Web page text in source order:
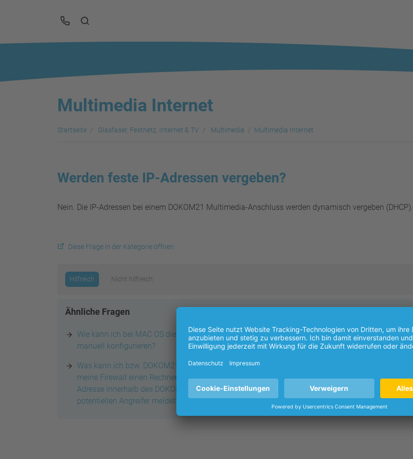
Multimedia Internet
Startseite Glasfaser, Festnetz, Internet & TV Multimedia Multimedia Internet
Werden feste IP-Adressen vergeben?
Nein. Die IP-Adressen bei einem DOKOM21 Multimedia-Anschluss werden dynamisch vergeben (DHCP).
Diese Frage in der Kategorie öffnen
Hilfreich Nicht hilfreich
Ähnliche Fragen
Wie kann ich bei MAC OS die IP-Adresse
manuell konfigurieren?
Welche IP-Adresse muss ich einstellen?
Was kann ich bzw. DOKOM21 tun, wenn
meine Firewall einen Rechner mit einer IP-
Adresse innerhalb des DOKOM-Netzes als
potentiellen Angreifer meldet?
Wie funktioniert die Ersteinrichtung der
FRITZ!Box 7530?